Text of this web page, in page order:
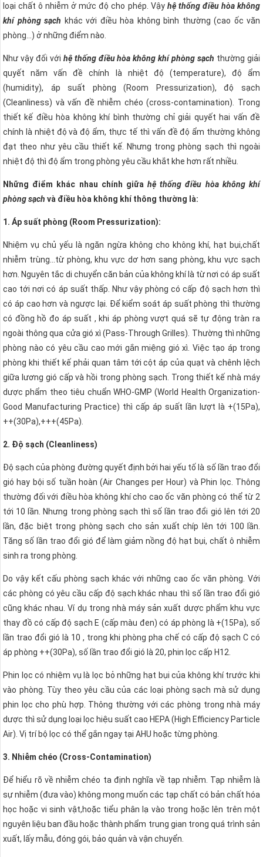
loại chất ô nhiễm ở mức độ cho phép. Vậy hệ thống điều hòa không
khí phòng sạch khác với điều hòa không bình thường (cao ốc văn
phòng…) ở những điểm nào.
Như vậy đối với hệ thống điều hòa không khí phòng sạch thường giải
quyết năm vấn đề chính là nhiệt độ (temperature), độ ẩm
(humidity), áp suất phòng (Room Pressurization), độ sạch
(Cleanliness) và vấn đề nhiễm chéo (cross-contamination). Trong
thiết kế điều hòa không khí bình thường chỉ giải quyết hai vấn đề
chính là nhiệt độ và độ ẩm, thực tế thì vấn đề độ ẩm thường không
đạt theo như yêu cầu thiết kế. Nhưng trong phòng sạch thì ngoài
nhiệt độ thì độ ẩm trong phòng yêu cầu khắt khe hơn rất nhiều.
Những điểm khác nhau chính giữahệ thống điều hòa không khí
phòng sạch và điều hòa không khí thông thường là:
1. Áp suất phòng (Room Pressurization):
Nhiệm vụ chủ yếu là ngăn ngừa không cho không khí, hạt bụi,chất
nhiễm trùng…từ phòng, khu vực dơ hơn sang phòng, khu vực sạch
hơn. Nguyên tắc di chuyển căn bản của không khí là từ nơi có áp suất
cao tới nơi có áp suất thấp. Như vậy phòng có cấp độ sạch hơn thì
có áp cao hơn và ngược lại. Để kiểm soát áp suất phòng thì thường
có đồng hồ đo áp suất , khi áp phòng vượt quá sẽ tự động tràn ra
ngoài thông qua cửa gió xì (Pass-Through Grilles). Thường thì những
phòng nào có yêu cầu cao mới gắn miệng gió xì. Việc tạo áp trong
phòng khi thiết kế phải quan tâm tới cột áp của quạt và chênh lệch
giữa lương gió cấp và hồi trong phòng sạch. Trong thiết kế nhà máy
dược phẩm theo tiêu chuẩn WHO-GMP (World Health Organization-
Good Manufacturing Practice) thì cấp áp suất lần lượt là +(15Pa),
++(30Pa),+++(45Pa).
2. Độ sạch (Cleanliness)
Độ sạch của phòng đường quyết định bởi hai yếu tố là số lần trao đổi
gió hay bội số tuần hoàn (Air Changes per Hour) và Phin lọc. Thông
thường đối với điều hòa không khí cho cao ốc văn phòng có thể từ 2
tới 10 lần. Nhưng trong phòng sạch thì số lần trao đổi gió lên tới 20
lần, đặc biệt trong phòng sạch cho sản xuất chíp lên tới 100 lần.
Tăng số lần trao đổi gió để làm giảm nồng độ hạt bụi, chất ô nhiễm
sinh ra trong phòng.
Do vậy kết cấu phòng sạch khác với những cao ốc văn phòng. Với
các phòng có yêu cầu cấp độ sạch khác nhau thì số lần trao đổi gió
cũng khác nhau. Ví dụ trong nhà máy sản xuất dược phẩm khu vực
thay đồ có cấp độ sạch E (cấp màu đen) có áp phòng là +(15Pa), số
lần trao đổi gió là 10 , trong khi phòng pha chế có cấp độ sạch C có
áp phòng ++(30Pa), số lần trao đổi gió là 20, phin lọc cấp H12.
Phin lọc có nhiệm vụ là lọc bỏ những hạt bụi của không khí trước khi
vào phòng. Tùy theo yêu cầu của các loại phòng sạch mà sử dụng
phin lọc cho phù hợp. Thông thường với các phòng trong nhà máy
dược thì sử dụng loại lọc hiệu suất cao HEPA (High Efficiency Particle
Air). Vị trí bộ lọc có thể gắn ngay tại AHU hoặc từng phòng.
3. Nhiễm chéo (Cross-Contamination)
Để hiểu rõ về nhiễm chéo ta định nghĩa về tạp nhiễm. Tạp nhiễm là
sự nhiễm (đưa vào) không mong muốn các tạp chất có bản chất hóa
học hoặc vi sinh vật,hoặc tiểu phân lạ vào trong hoặc lên trên một
nguyên liệu ban đầu hoặc thành phẩm trung gian trong quá trình sản
xuất, lấy mẫu, đóng gói, bảo quản và vận chuyển.